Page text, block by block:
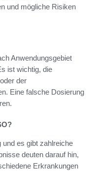
und mögliche Risiken
Anwendungsgebiet
ist wichtig, die
der
Eine falsche Dosierung
es gibt zahlreiche
deuten darauf hin,
Erkrankungen